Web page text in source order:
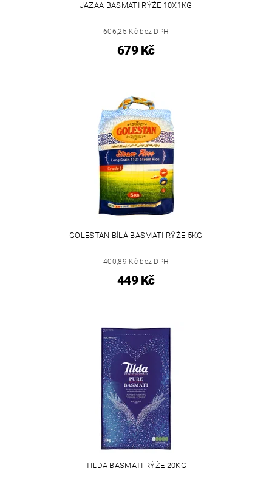
JAZAA BASMATI RÝŽE 10X1KG
606,25 Kč bez DPH
679 Kč
GOLESTAN BÍLÁ BASMATI RÝŽE 5KG
400,89 Kč bez DPH
449 Kč
TILDA BASMATI RÝŽE 20KG